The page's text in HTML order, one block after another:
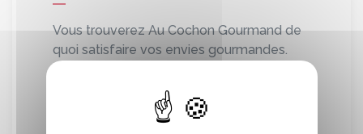
Vous trouverez Au Cochon Gourmand de
quoi satisfaire vos envies gourmandes.
Nous vous y proposons de nombreuses
charcuteries artisanales, des plats cuisinés
et des entremets à des prix intéressants.